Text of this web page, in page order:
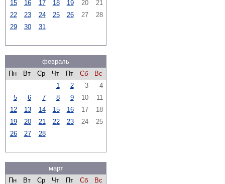
15
16 17 18 19 20
21
22
23 24 25 26 27
28
29
30 31
февраль
Пн
Вт Ср Чт Пт Сб
Вс
1
2 3
4
5
6 7 8 9 10
11
12
13 14 15 16 17
18
19
20 21 22 23 24
25
26
27 28
март
Пн
Вт Ср Чт Пт Сб Вс